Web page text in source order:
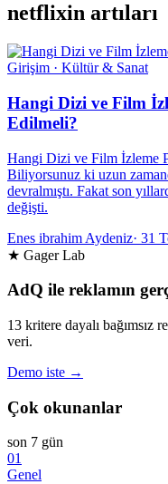
netflixin artıları
Girişim · Kültür & Sanat
Hangi Dizi ve Film
Edilmeli?
Hangi Dizi ve Film İzleme
Biliyorsunuz ki uzun
devralmıştı. Fakat son
değişti.
Enes ibrahim Aydeniz· 31
★ Gager Lab
AdQ ile reklamın
13 kritere dayalı bağımsız
veri.
Demo iste →
Çok okunanlar
son 7 gün
01
Genel